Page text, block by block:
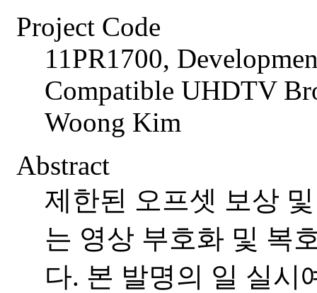
Project Code
11PR1700,
Compatible UHDTV
Woong Kim
Abstract
제한된 오프셋 보상
는 영상 부호화 및 복
다. 본 발명의 일 실시